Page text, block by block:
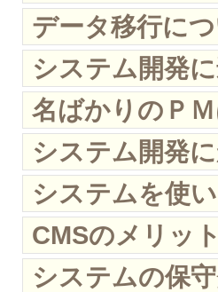
データ移行に
システム開発
名ばかりのＰ
システム開発
システムを使
CMSのメリッ
システムの保